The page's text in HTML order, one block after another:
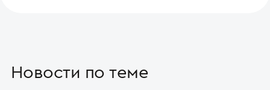
Новости по теме